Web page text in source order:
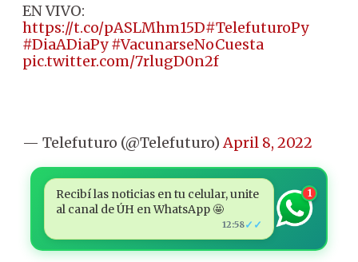
EN VIVO:
https://t.co/pASLMhm15D#TelefuturoPy
#DiaADiaPy #VacunarseNoCuesta
pic.twitter.com/7rlugD0n2f
— Telefuturo (@Telefuturo)April 8, 2022
Recibí las noticias en tu celular, unite
al canal de ÚH en WhatsApp 🤩
12:58✓✓
1